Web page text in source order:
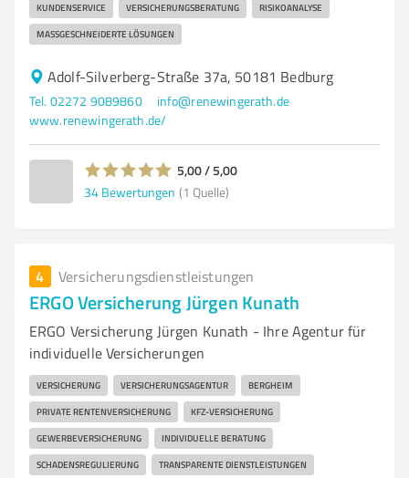
KUNDENSERVICE VERSICHERUNGSBERATUNG RISIKOANALYSE
MASSGESCHNEIDERTE LÖSUNGEN
Adolf-Silverberg-Straße 37a, 50181 Bedburg
Tel. 02272 9089860
info@renewingerath.de
www.renewingerath.de/
5,00 / 5,00
34 Bewertungen (1 Quelle)
4 Versicherungsdienstleistungen
ERGO Versicherung Jürgen Kunath
ERGO Versicherung Jürgen Kunath - Ihre Agentur für
individuelle Versicherungen
VERSICHERUNG VERSICHERUNGSAGENTUR BERGHEIM
PRIVATE RENTENVERSICHERUNG KFZ-VERSICHERUNG
GEWERBEVERSICHERUNG INDIVIDUELLE BERATUNG
SCHADENSREGULIERUNG TRANSPARENTE DIENSTLEISTUNGEN